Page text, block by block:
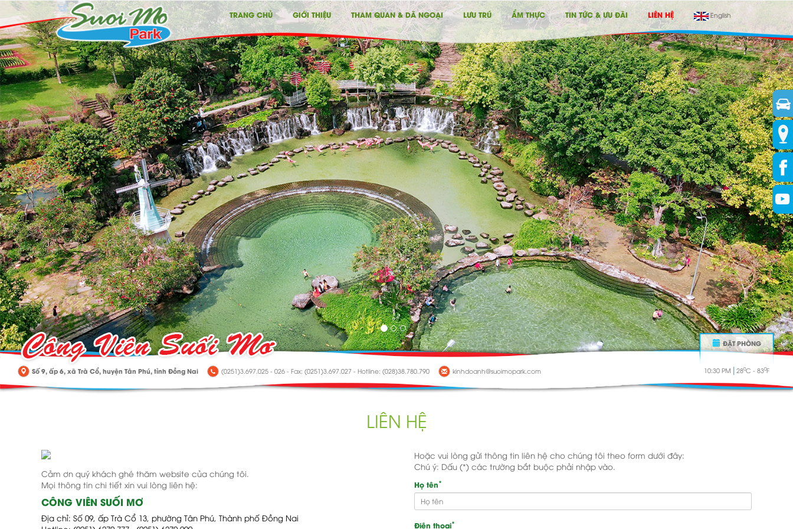
TRANG CHỦ GIỚI THIỆU THAM QUAN & DÃ NGOẠI LƯU TRÚ ẨM THỰC TIN TỨC & ƯU ĐÃI LIÊN HỆ English
Số 9, ấp 6, xã Trà Cổ, huyện Tân Phú, tỉnh Đồng Nai (0251)3.697.025 - 026 - Fax: (0251)3.697.027 - Hotline: (028)38.780.790 kinhdoanh@suoimopark.com
ĐẶT PHÒNG
10:30 PM | 280C - 830F
LIÊN HỆ
Cảm ơn quý khách ghé thăm website của chúng tôi.
Mọi thông tin chi tiết xin vui lòng liên hệ:
CÔNG VIÊN SUỐI MƠ
Địa chỉ: Số 09, ấp Trà Cổ 13, phường Tân Phú, Thành phố Đồng Nai
Hoặc vui lòng gửi thông tin liên hệ cho chúng tôi theo form dưới đây:
Chú ý: Dấu (*) các trường bắt buộc phải nhập vào.
Họ tên*
Điện thoại*